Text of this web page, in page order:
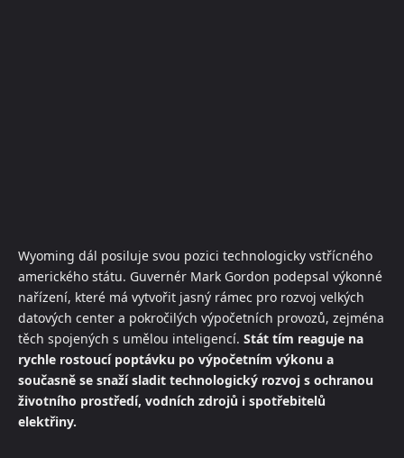
Wyoming dál posiluje svou pozici technologicky vstřícného
amerického státu. Guvernér Mark Gordon podepsal výkonné
nařízení, které má vytvořit jasný rámec pro rozvoj velkých
datových center a pokročilých výpočetních provozů, zejména
těch spojených s umělou inteligencí. Stát tím reaguje na
rychle rostoucí poptávku po výpočetním výkonu a
současně se snaží sladit technologický rozvoj s ochranou
životního prostředí, vodních zdrojů i spotřebitelů
elektřiny.